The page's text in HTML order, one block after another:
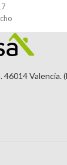
46014 Valencia.